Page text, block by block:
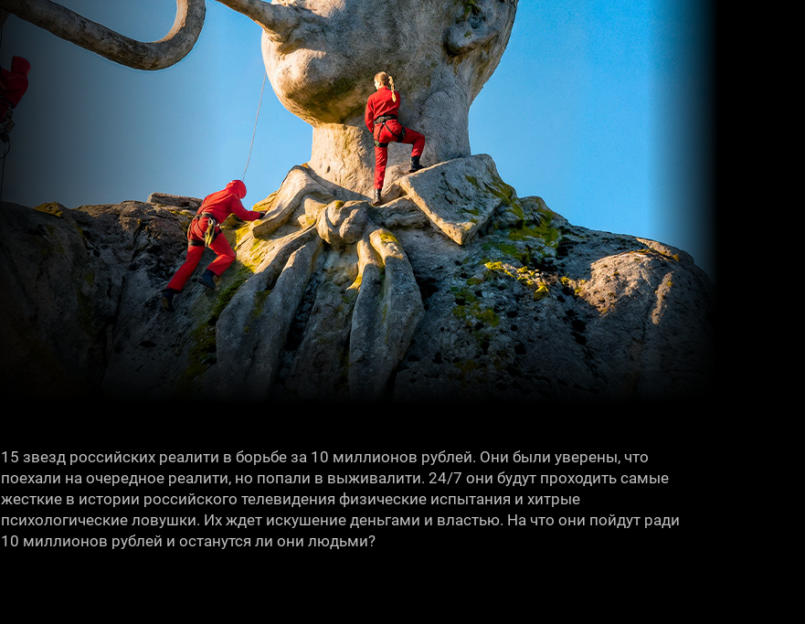
15 звезд российских реалити в борьбе за 10 миллионов рублей. Они были уверены, что
поехали на очередное реалити, но попали в выживалити. 24/7 они будут проходить самые
жесткие в истории российского телевидения физические испытания и хитрые
психологические ловушки. Их ждет искушение деньгами и властью. На что они пойдут ради
10 миллионов рублей и останутся ли они людьми?